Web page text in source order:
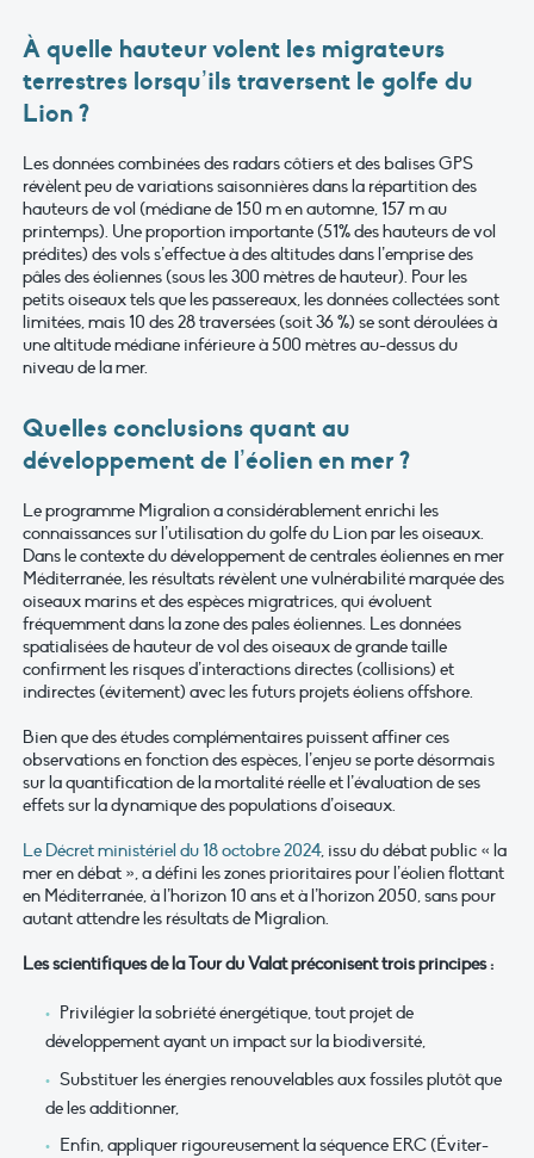
À quelle hauteur volent les migrateurs
terrestres lorsqu’ils traversent le golfe du
Lion ?
Les données combinées des radars côtiers et des balises GPS
révèlent peu de variations saisonnières dans la répartition des
hauteurs de vol (médiane de 150 m en automne, 157 m au
printemps). Une proportion importante (51% des hauteurs de vol
prédites) des vols s’effectue à des altitudes dans l’emprise des
pâles des éoliennes (sous les 300 mètres de hauteur). Pour les
petits oiseaux tels que les passereaux, les données collectées sont
limitées, mais 10 des 28 traversées (soit 36 %) se sont déroulées à
une altitude médiane inférieure à 500 mètres au-dessus du
niveau de la mer.
Quelles conclusions quant au
développement de l’éolien en mer ?
Le programme Migralion a considérablement enrichi les
connaissances sur l’utilisation du golfe du Lion par les oiseaux.
Dans le contexte du développement de centrales éoliennes en mer
Méditerranée, les résultats révèlent une vulnérabilité marquée des
oiseaux marins et des espèces migratrices, qui évoluent
fréquemment dans la zone des pales éoliennes. Les données
spatialisées de hauteur de vol des oiseaux de grande taille
confirment les risques d’interactions directes (collisions) et
indirectes (évitement) avec les futurs projets éoliens offshore.
Bien que des études complémentaires puissent affiner ces
observations en fonction des espèces, l’enjeu se porte désormais
sur la quantification de la mortalité réelle et l’évaluation de ses
effets sur la dynamique des populations d’oiseaux.
Le Décret ministériel du 18 octobre 2024, issu du débat public « la
mer en débat », a défini les zones prioritaires pour l’éolien flottant
en Méditerranée, à l’horizon 10 ans et à l’horizon 2050, sans pour
autant attendre les résultats de Migralion.
Les scientifiques de la Tour du Valat préconisent trois principes :
Privilégier la sobriété énergétique, tout projet de
développement ayant un impact sur la biodiversité,
Substituer les énergies renouvelables aux fossiles plutôt que
de les additionner,
Enfin, appliquer rigoureusement la séquence ERC (Éviter-